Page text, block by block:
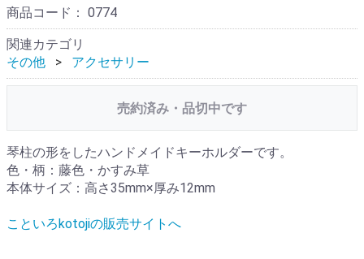
商品コード： 0774
関連カテゴリ
その他
アクセサリー
売約済み・品切中です
琴柱の形をしたハンドメイドキーホルダーです。
色・柄：藤色・かすみ草
本体サイズ：高さ35mm×厚み12mm
こといろkotojiの販売サイトへ